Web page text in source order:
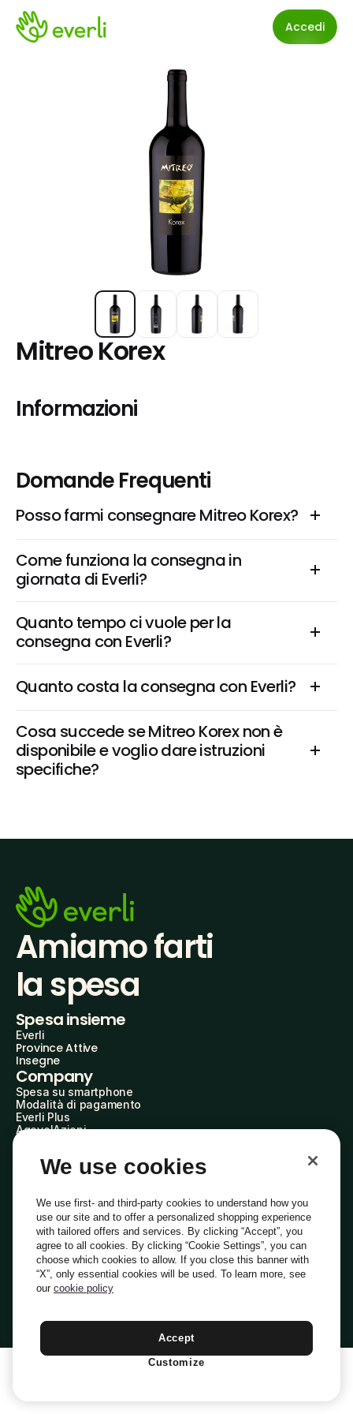
Accedi
Mitreo Korex
Informazioni
Domande Frequenti
Posso farmi consegnare Mitreo Korex?
Come funziona la consegna in
giornata di Everli?
Quanto tempo ci vuole per la
consegna con Everli?
Quanto costa la consegna con Everli?
Cosa succede se Mitreo Korex non è
disponibile e voglio dare istruzioni
specifiche?
Amiamo farti
la spesa
Spesa insieme
Everli
Province Attive
Insegne
Company
Spesa su smartphone
Modalità di pagamento
Everli Plus
AgevolAzioni
Everli Shoppers
Scopri chi siamo
Domande frequenti
Lavora con noi
Diventa Shopper
Investitori
PrivacyCookiePreferenze Cookie
Termini e Condizioni
Italiano
We use cookies
We use first- and third-party cookies to understand how you
use our site and to offer a personalized shopping experience
with tailored offers and services. By clicking “Accept”, you
agree to all cookies. By clicking “Cookie Settings”, you can
choose which cookies to allow. If you close this banner with
“X”, only essential cookies will be used. To learn more, see
our cookie policy
Accept
Customize